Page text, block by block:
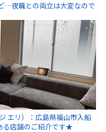
…夜職との両立は大変なので
エリ）：広島県福山市入船
る店舗のご紹介です★